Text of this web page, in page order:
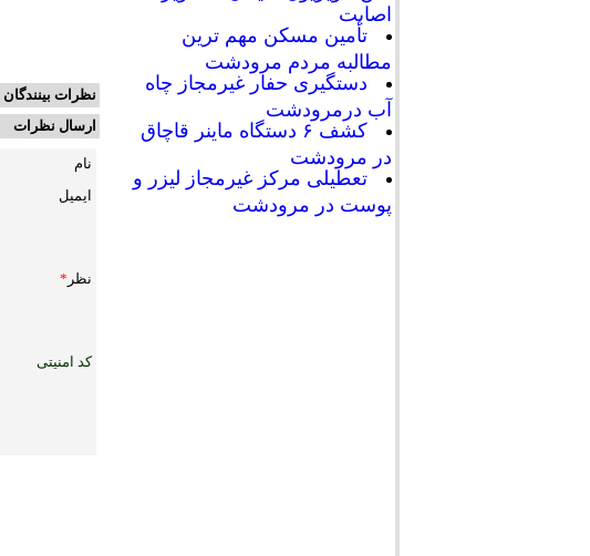
اصابت
تأمین مسکن مهم ترین
مطالبه مردم مرودشت
دستگیری حفار غیرمجاز چاه
آب درمرودشت
کشف ۶ دستگاه ماینر قاچاق
در مرودشت
تعطیلی مرکز غیرمجاز لیزر و
پوست در مرودشت
نظرات بینندگان
ارسال نظرات
نام
ایمیل
نظر *
کد امنیتی